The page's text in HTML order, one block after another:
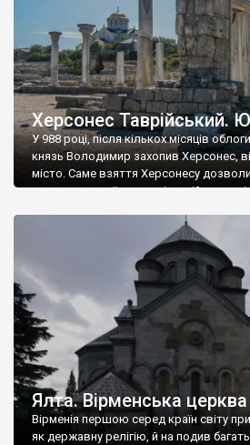
Херсонес Таврійський.
У 988 році, після кількох місяців
князь Володимир захопив Херсонес,
місто. Саме взяття Херсонесу
диктувати свої умови візантійському
Херсонесі Володимир-язичник, став
А потім було Хрещення Русі. На честь
Ялта. Вірменська церква
Вірменія першою серед країн світу
як державну релігію, й на подив